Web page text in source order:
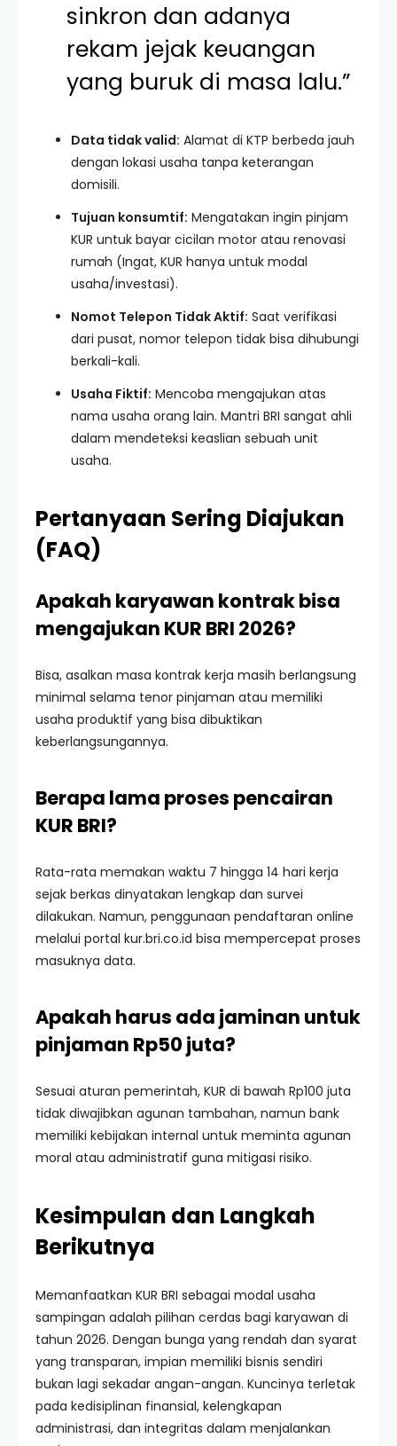
sinkron dan adanya
rekam jejak keuangan
yang buruk di masa lalu.”
Data tidak valid: Alamat di KTP berbeda jauh
dengan lokasi usaha tanpa keterangan
domisili.
Tujuan konsumtif: Mengatakan ingin pinjam
KUR untuk bayar cicilan motor atau renovasi
rumah (Ingat, KUR hanya untuk modal
usaha/investasi).
Nomot Telepon Tidak Aktif: Saat verifikasi
dari pusat, nomor telepon tidak bisa dihubungi
berkali-kali.
Usaha Fiktif: Mencoba mengajukan atas
nama usaha orang lain. Mantri BRI sangat ahli
dalam mendeteksi keaslian sebuah unit
usaha.
Pertanyaan Sering Diajukan
(FAQ)
Apakah karyawan kontrak bisa
mengajukan KUR BRI 2026?
Bisa, asalkan masa kontrak kerja masih berlangsung
minimal selama tenor pinjaman atau memiliki
usaha produktif yang bisa dibuktikan
keberlangsungannya.
Berapa lama proses pencairan
KUR BRI?
Rata-rata memakan waktu 7 hingga 14 hari kerja
sejak berkas dinyatakan lengkap dan survei
dilakukan. Namun, penggunaan pendaftaran online
melalui portal kur.bri.co.id bisa mempercepat proses
masuknya data.
Apakah harus ada jaminan untuk
pinjaman Rp50 juta?
Sesuai aturan pemerintah, KUR di bawah Rp100 juta
tidak diwajibkan agunan tambahan, namun bank
memiliki kebijakan internal untuk meminta agunan
moral atau administratif guna mitigasi risiko.
Kesimpulan dan Langkah
Berikutnya
Memanfaatkan KUR BRI sebagai modal usaha
sampingan adalah pilihan cerdas bagi karyawan di
tahun 2026. Dengan bunga yang rendah dan syarat
yang transparan, impian memiliki bisnis sendiri
bukan lagi sekadar angan-angan. Kuncinya terletak
pada kedisiplinan finansial, kelengkapan
administrasi, dan integritas dalam menjalankan